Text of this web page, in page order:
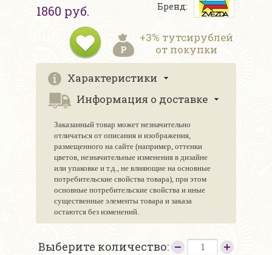
1860 руб. Бренд:
+3% тутсирублей
от покупки
Характеристики
Информация о доставке
Заказанный товар может незначительно
отличаться от описания и изображения,
размещенного на сайте (например, оттенки
цветов, незначительные изменения в дизайне
или упаковке и т.д., не влияющие на основные
потребительские свойства товара), при этом
основные потребительские свойства и иные
существенные элементы товара и заказа
остаются без изменений.
Выберите количество: